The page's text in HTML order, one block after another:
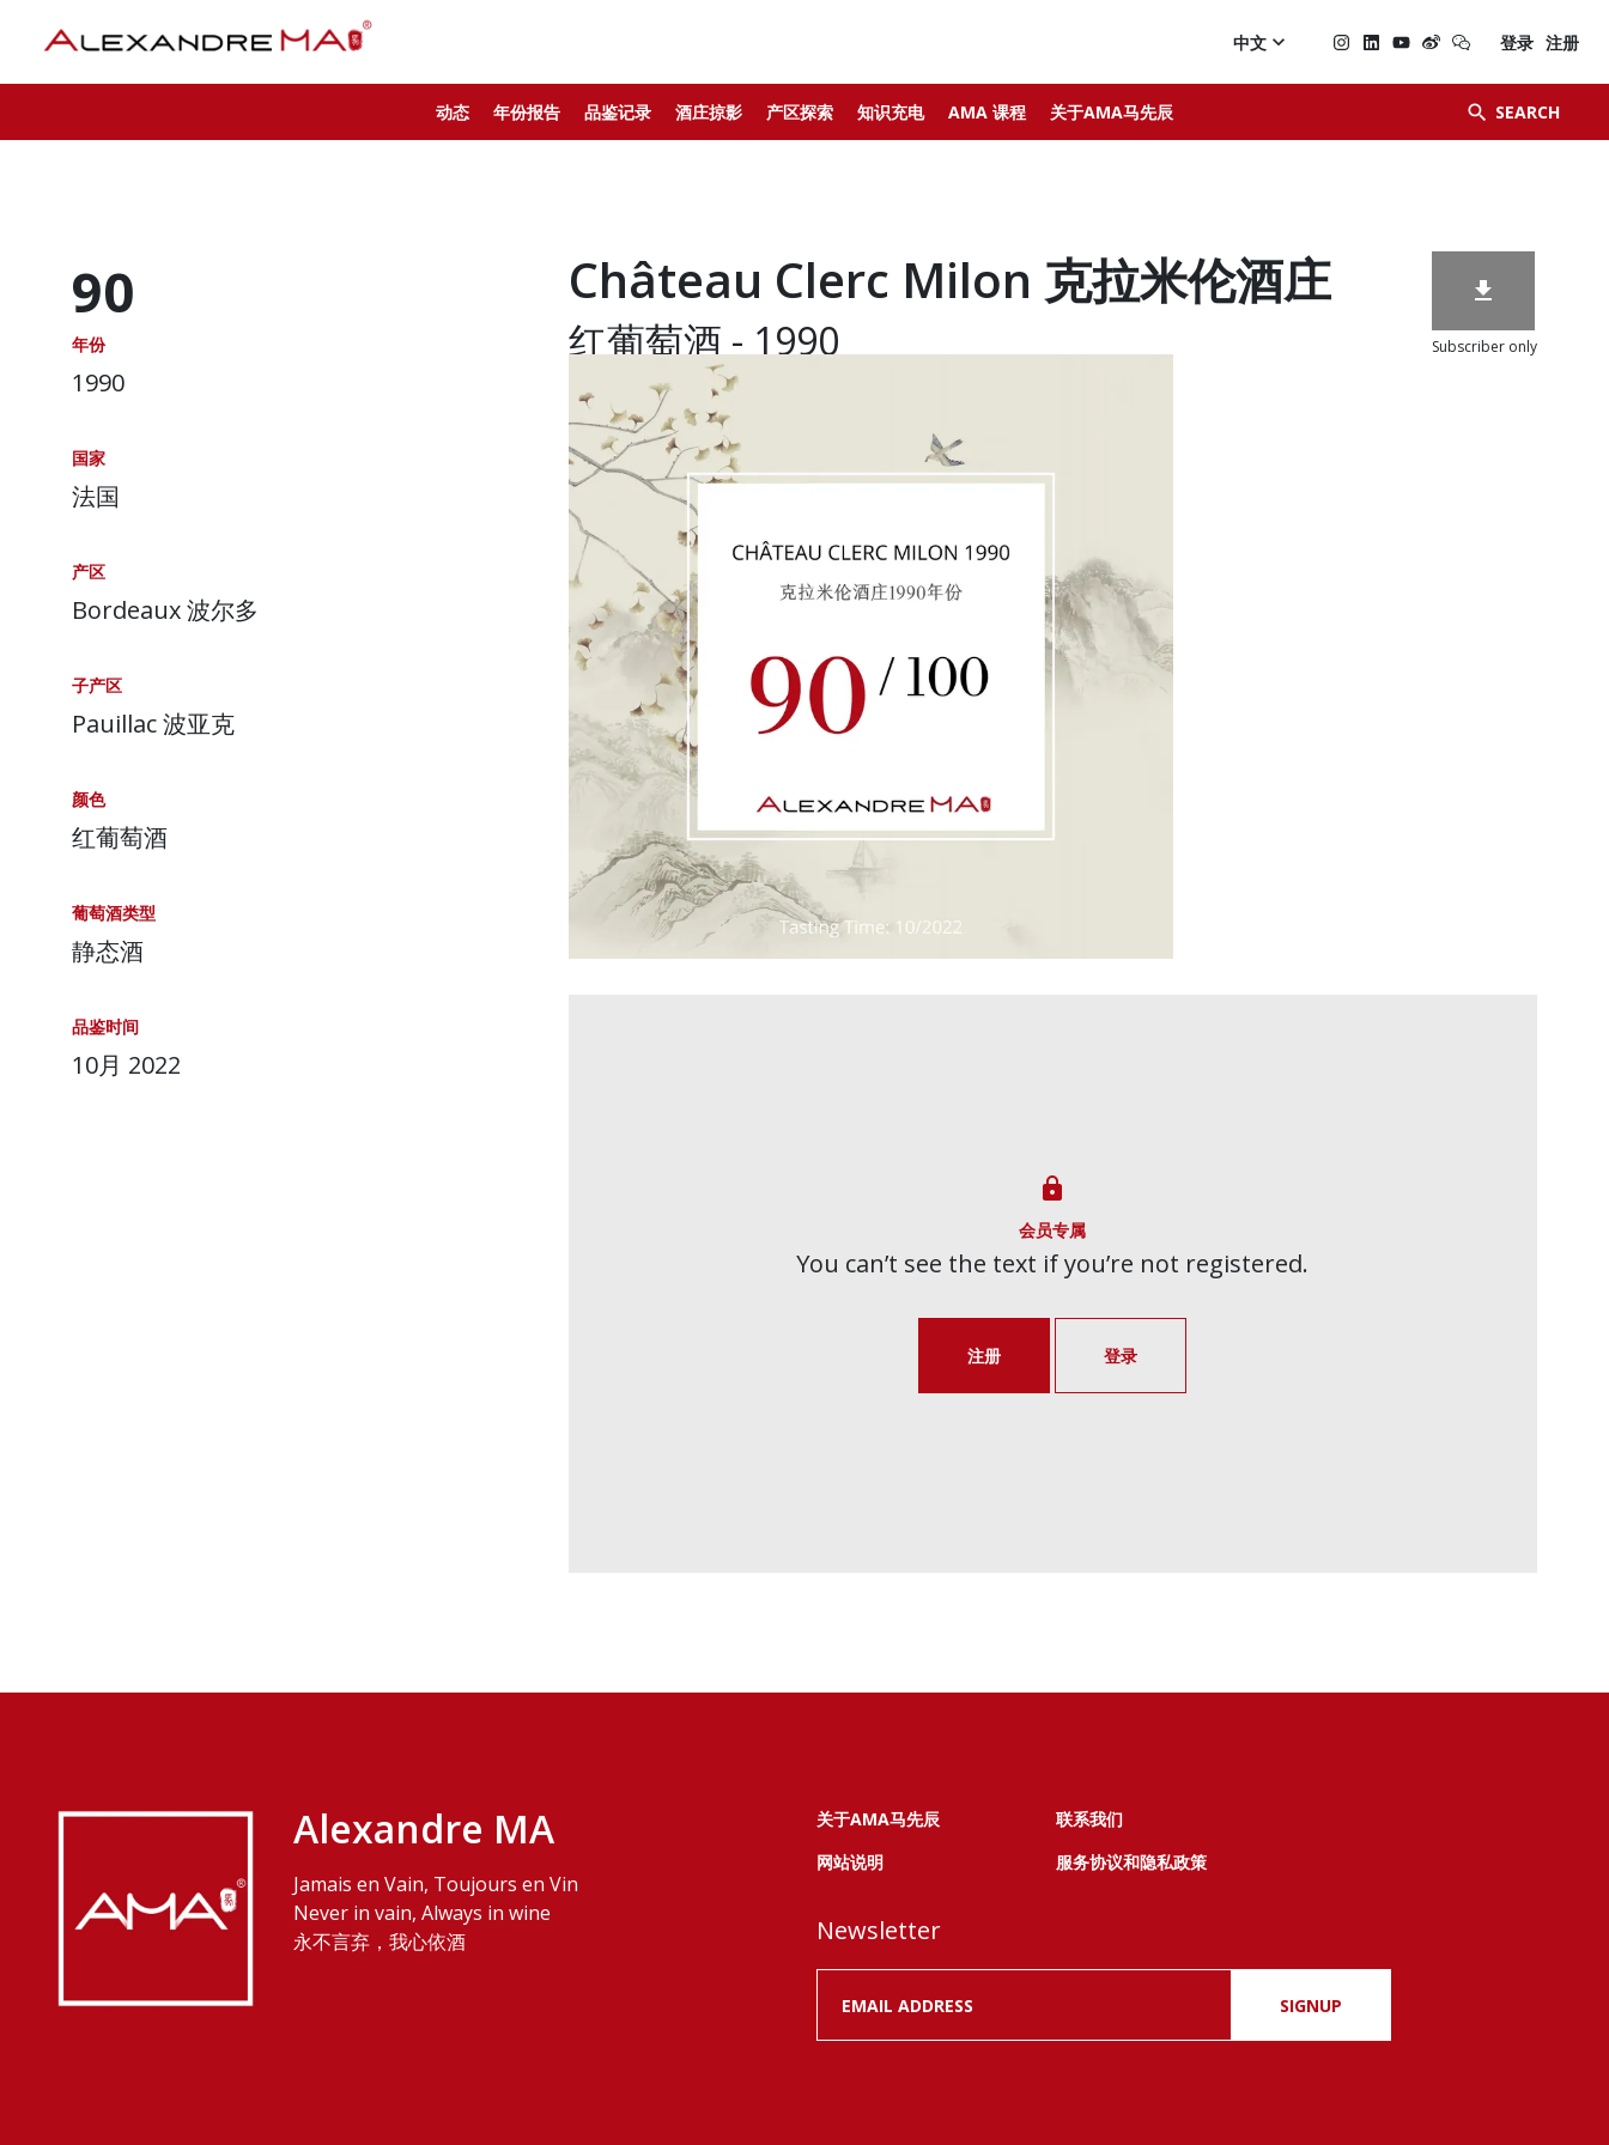
动态 年份报告 品鉴记录 酒庄掠影 产区探索 知识充电 AMA 课程 关于AMA马先辰  SEARCH

中文  登录 注册
90
年份
1990
国家
法国
产区
Bordeaux 波尔多
子产区
Pauillac 波亚克
颜色
红葡萄酒
葡萄酒类型
静态酒
品鉴时间
10月 2022
Château Clerc Milon 克拉米伦酒庄
红葡萄酒 - 1990

Subscriber only

会员专属
You can’t see the text if you’re not registered.
注册 登录
Alexandre MA
Jamais en Vain, Toujours en Vin
Never in vain, Always in wine
永不言弃，我心依酒
关于AMA马先辰
联系我们
网站说明
服务协议和隐私政策
Newsletter
SIGNUP